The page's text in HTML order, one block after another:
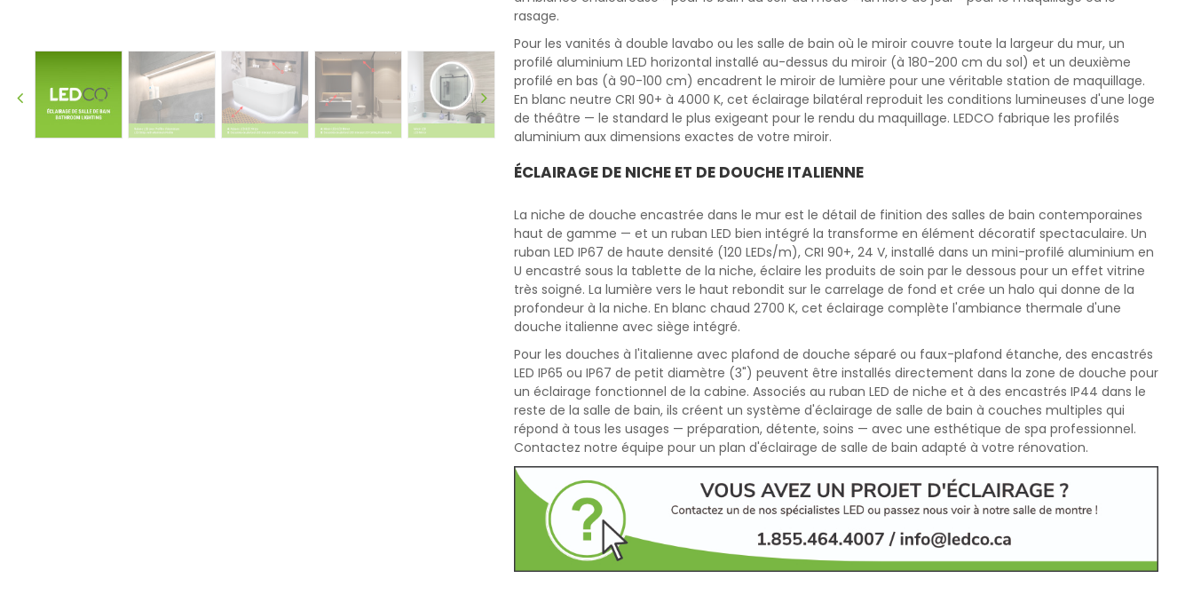
rasage.
Pour les vanités à double lavabo ou les salle de bain où le miroir couvre toute la largeur du mur, un
profilé aluminium LED horizontal installé au-dessus du miroir (à 180-200 cm du sol) et un deuxième
profilé en bas (à 90-100 cm) encadrent le miroir de lumière pour une véritable station de maquillage.
En blanc neutre CRI 90+ à 4000 K, cet éclairage bilatéral reproduit les conditions lumineuses d'une loge
de théâtre — le standard le plus exigeant pour le rendu du maquillage. LEDCO fabrique les profilés
aluminium aux dimensions exactes de votre miroir.
ÉCLAIRAGE DE NICHE ET DE DOUCHE ITALIENNE
La niche de douche encastrée dans le mur est le détail de finition des salles de bain contemporaines
haut de gamme — et un ruban LED bien intégré la transforme en élément décoratif spectaculaire. Un
ruban LED IP67 de haute densité (120 LEDs/m), CRI 90+, 24 V, installé dans un mini-profilé aluminium en
U encastré sous la tablette de la niche, éclaire les produits de soin par le dessous pour un effet vitrine
très soigné. La lumière vers le haut rebondit sur le carrelage de fond et crée un halo qui donne de la
profondeur à la niche. En blanc chaud 2700 K, cet éclairage complète l'ambiance thermale d'une
douche italienne avec siège intégré.
Pour les douches à l'italienne avec plafond de douche séparé ou faux-plafond étanche, des encastrés
LED IP65 ou IP67 de petit diamètre (3") peuvent être installés directement dans la zone de douche pour
un éclairage fonctionnel de la cabine. Associés au ruban LED de niche et à des encastrés IP44 dans le
reste de la salle de bain, ils créent un système d'éclairage de salle de bain à couches multiples qui
répond à tous les usages — préparation, détente, soins — avec une esthétique de spa professionnel.
Contactez notre équipe pour un plan d'éclairage de salle de bain adapté à votre rénovation.